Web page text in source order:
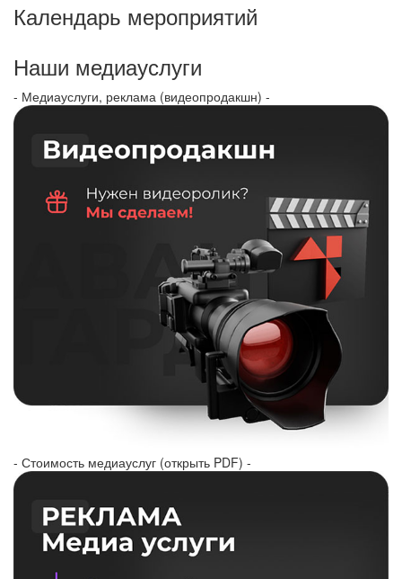
Календарь мероприятий
Наши медиауслуги
- Медиауслуги, реклама (видеопродакшн) -
- Стоимость медиауслуг (открыть PDF) -